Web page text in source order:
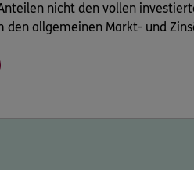
nicht den vollen
den allgemeinen Markt- und